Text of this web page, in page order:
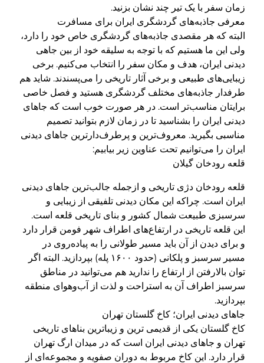
زمان سفر با یک تیر چند نشان بزنید.
معرفی جاذبه‌های گردشگری ایران برای مسافرت
البته که هر مقصدی جاذبه‌های گردشگری خاص خود را دارد،
ولی این ما هستیم که با توجه به سلیقه خود از بین جاهی
دیدنی ایران، هدف و مکان سفر را انتخاب می‌کنیم. برخی
زیبایی‌های طبیعی و برخی آثار تاریخی را می‌پسندند. شاید هم
طرفدار جاذبه‌های مختلف گردشگری هستید و فصل خاصی
برایتان مناسب‌تر است. در هر صورت خوب است که جاهای
دیدنی ایران را بشناسید تا در زمان لازم بتوانید تصمیم
مناسبی بگیرید. معروف‌ترین و پرطرف‌دارترین جاهای دیدنی
ایران را می‌توانیم تحت عناوین زیر بیابیم:
قلعه رودخان گیلان
قلعه رودخان دژی تاریخی و ازجمله جالب‌ترین جاهای دیدنی
ایران است. چراکه این مکان دیدنی تلفیقی از زیبایی و
سرسبزی طبیعت شمال کشور و بنای تاریخی قلعه است.
این قلعه تاریخی در ارتفاع‌های اطراف شهر فومن قرار دارد
و برای دیدن از آن باید مسیر طولانی را به پیاده‌روی در
مسیر سرسبز و پلکانی (حدود ۱۶۰۰ پله) بپردازید. البته اگر
توان بالارفتن از ارتفاع را ندارید هم می‌توانید در مناطق
سرسبز اطراف آن به استراحت و لذت از آب‌وهوای منطقه
بپردازید.
جاهای دیدنی ایران؛ کاخ گلستان تهران
کاخ گلستان یکی از قدیمی ترین و زیباترین بناهای تاریخی
تهران و جاهای دیدنی ایران است که در میدان ارگ تهران
قرار دارد. این کاخ مربوط به دوران صفویه و مجموعه‌ای از